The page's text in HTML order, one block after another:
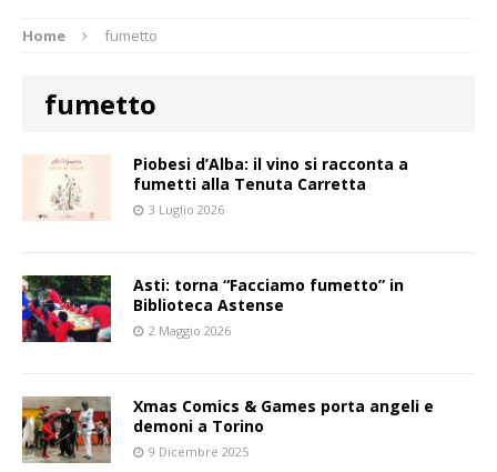
Home fumetto
fumetto
Piobesi d’Alba: il vino si racconta a
fumetti alla Tenuta Carretta
3 Luglio 2026
Asti: torna “Facciamo fumetto” in
Biblioteca Astense
2 Maggio 2026
Xmas Comics & Games porta angeli e
demoni a Torino
9 Dicembre 2025